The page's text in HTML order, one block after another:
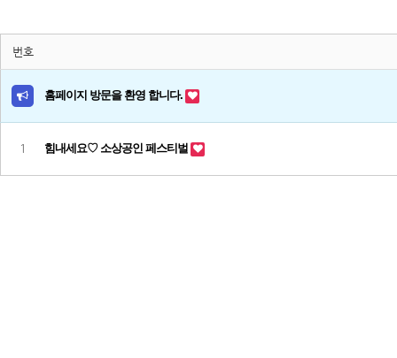
번호
홈페이지 방문을 환영 합니다.
1 힘내세요♡ 소상공인 페스티벌